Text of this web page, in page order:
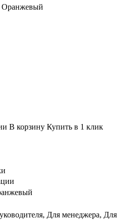
Оранжевый
В корзину Купить в 1 клик
Для менеджера, Для